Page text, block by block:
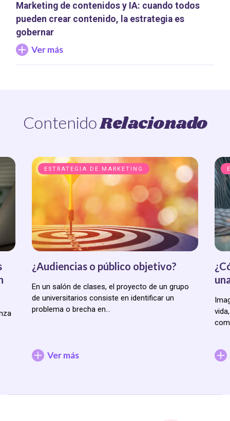
Marketing de contenidos y IA: cuando todos
pueden crear contenido, la estrategia es
gobernar
Ver más
ContenidoRelacionado
ESTRATEGIA DE MARKETING
¿Audiencias o público objetivo?
En un salón de clases, el proyecto de un grupo
de universitarios consiste en identificar un
problema o brecha en…
Ver más